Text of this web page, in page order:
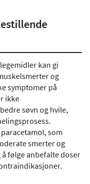
kan gi
og
symptomer på
ikke
søvn og hvile,
som
smerter og
følge anbefalte doser